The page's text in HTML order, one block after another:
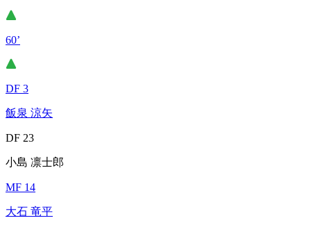
60’
DF 3
飯泉 涼矢
DF 23
小島 凛士郎
MF 14
大石 竜平